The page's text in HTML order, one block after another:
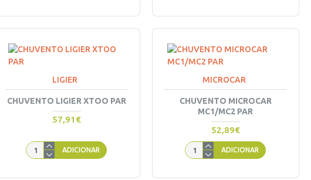
LIGIER
CHUVENTO LIGIER XTOO PAR
57,91€
ADICIONAR
MICROCAR
CHUVENTO MICROCAR
MC1/MC2 PAR
52,89€
ADICIONAR